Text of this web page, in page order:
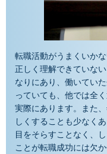
転職活動がうまくいか
正しく理解できていな
なりにあり、働いてい
っていても、他では全
実際にあります。また
しくすることも少なく
目をそらすことなく、
ことが転職成功には欠か